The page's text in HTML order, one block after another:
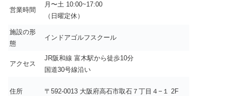
営業時間
月〜土 10:00~17:00
（日曜定休）
施設の形
態
インドアゴルフスクール
アクセス
JR阪和線 富木駅から徒歩10分
国道30号線沿い
住所 〒592-0013 大阪府高石市取石７丁目４−１ 2F